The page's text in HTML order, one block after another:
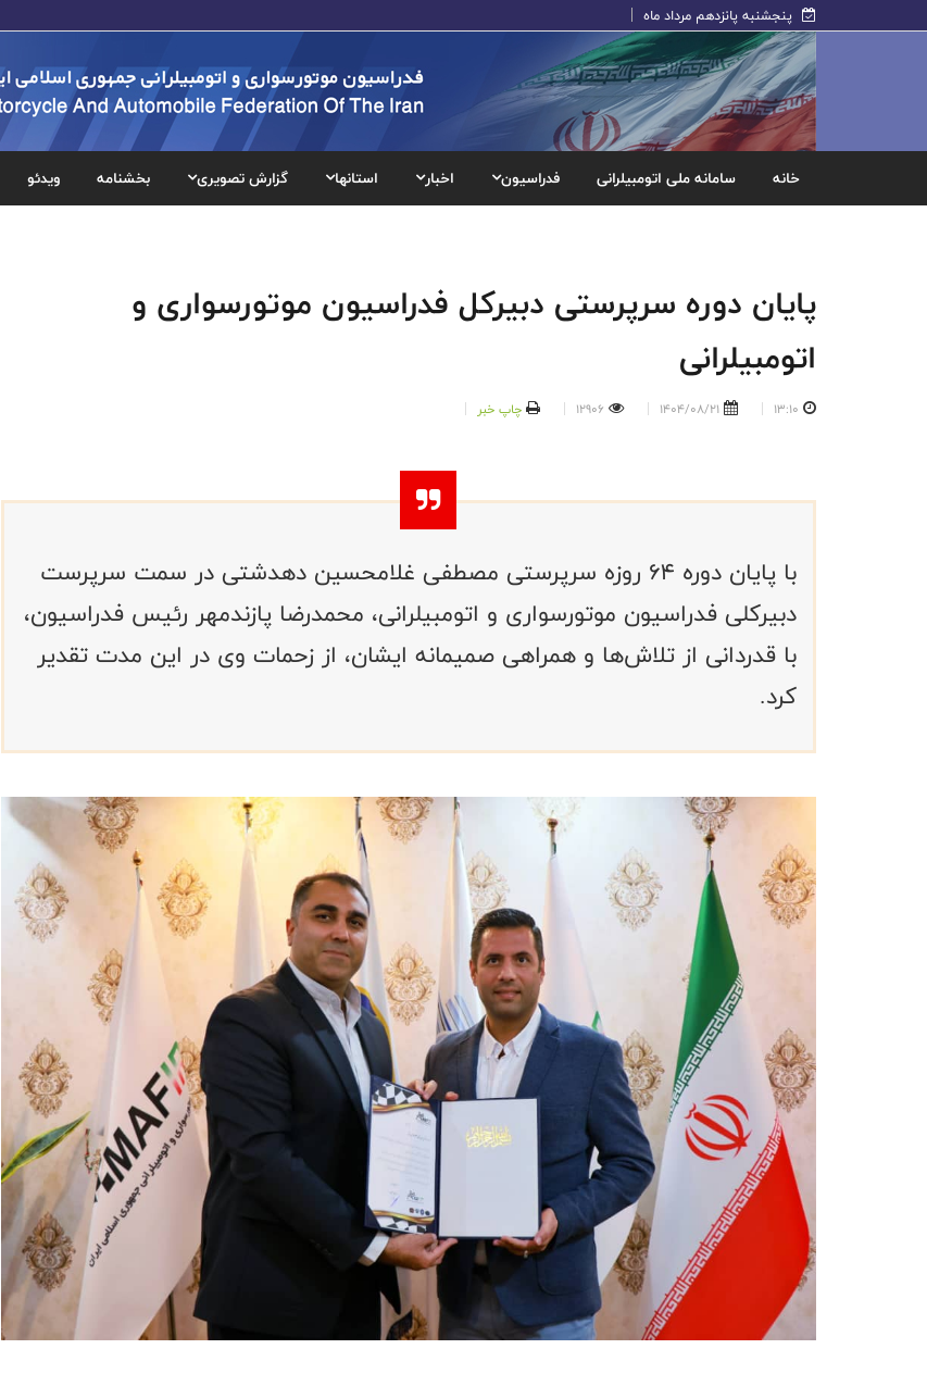
پنجشنبه پانزدهم مرداد ماه
خانه سامانه ملی اتومبیلرانی فدراسیون اخبار استانها گزارش تصویری بخشنامه ویدئو
پایان دوره سرپرستی دبیرکل فدراسیون موتورسواری و
اتومبیلرانی
13:10
1404/08/21
12906 چاپ خبر
با پایان دوره ۶۴ روزه سرپرستی مصطفی غلامحسین دهدشتی در سمت سرپرست
دبیرکلی فدراسیون موتورسواری و اتومبیلرانی، محمدرضا پازندمهر رئیس فدراسیون،
با قدردانی از تلاش‌ها و همراهی صمیمانه ایشان، از زحمات وی در این مدت تقدیر
کرد.